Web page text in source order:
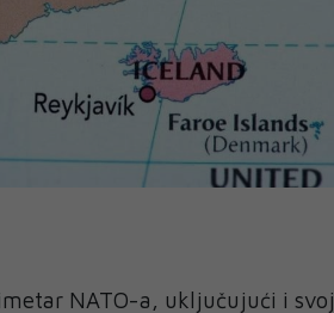
NATO-a, uključujući i svoj